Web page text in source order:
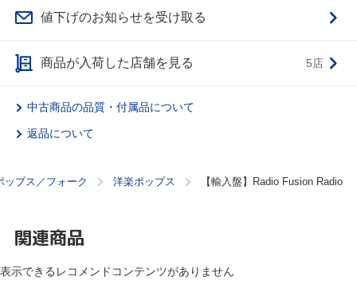
値下げのお知らせを受け取る
商品が入荷した店舗を見る 5店
中古商品の品質・付属品について
返品について
ップス／フォーク 洋楽ポップス 【輸入盤】Radio Fusion Radio
関連商品
表示できるレコメンドコンテンツがありません